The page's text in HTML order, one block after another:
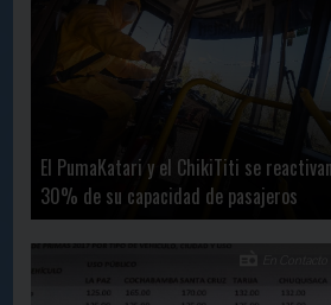
El PumaKatari y el ChikiTiti se
30% de su capacidad de pasajeros